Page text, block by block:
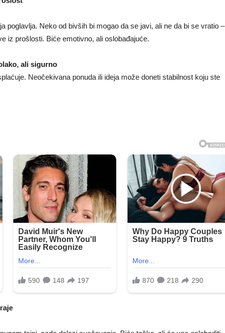
poglavlja. Neko od bivših bi mogao da se javi, ali ne da bi se vratio –
iz prošlosti. Biće emotivno, ali oslobađajuće.
ali sigurno
Neočekivana ponuda ili ideja može doneti stabilnost koju ste